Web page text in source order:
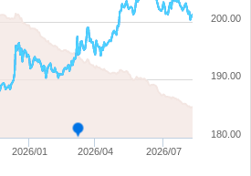
2026/01 2026/07
2026/04
180.00
190.00
200.00